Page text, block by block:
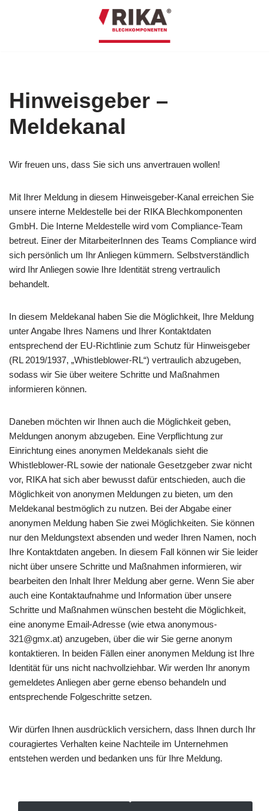
Hinweisgeber –
Meldekanal
Wir freuen uns, dass Sie sich uns anvertrauen wollen!
Mit Ihrer Meldung in diesem Hinweisgeber-Kanal erreichen Sie
unsere interne Meldestelle bei der RIKA Blechkomponenten
GmbH. Die Interne Meldestelle wird vom Compliance-Team
betreut. Einer der MitarbeiterInnen des Teams Compliance wird
sich persönlich um Ihr Anliegen kümmern. Selbstverständlich
wird Ihr Anliegen sowie Ihre Identität streng vertraulich
behandelt.
In diesem Meldekanal haben Sie die Möglichkeit, Ihre Meldung
unter Angabe Ihres Namens und Ihrer Kontaktdaten
entsprechend der EU-Richtlinie zum Schutz für Hinweisgeber
(RL 2019/1937, „Whistleblower-RL“) vertraulich abzugeben,
sodass wir Sie über weitere Schritte und Maßnahmen
informieren können.
Daneben möchten wir Ihnen auch die Möglichkeit geben,
Meldungen anonym abzugeben. Eine Verpflichtung zur
Einrichtung eines anonymen Meldekanals sieht die
Whistleblower-RL sowie der nationale Gesetzgeber zwar nicht
vor, RIKA hat sich aber bewusst dafür entschieden, auch die
Möglichkeit von anonymen Meldungen zu bieten, um den
Meldekanal bestmöglich zu nutzen. Bei der Abgabe einer
anonymen Meldung haben Sie zwei Möglichkeiten. Sie können
nur den Meldungstext absenden und weder Ihren Namen, noch
Ihre Kontaktdaten angeben. In diesem Fall können wir Sie leider
nicht über unsere Schritte und Maßnahmen informieren, wir
bearbeiten den Inhalt Ihrer Meldung aber gerne. Wenn Sie aber
auch eine Kontaktaufnahme und Information über unsere
Schritte und Maßnahmen wünschen besteht die Möglichkeit,
eine anonyme Email-Adresse (wie etwa anonymous-
321@gmx.at) anzugeben, über die wir Sie gerne anonym
kontaktieren. In beiden Fällen einer anonymen Meldung ist Ihre
Identität für uns nicht nachvollziehbar. Wir werden Ihr anonym
gemeldetes Anliegen aber gerne ebenso behandeln und
entsprechende Folgeschritte setzen.
Wir dürfen Ihnen ausdrücklich versichern, dass Ihnen durch Ihr
couragiertes Verhalten keine Nachteile im Unternehmen
entstehen werden und bedanken uns für Ihre Meldung.